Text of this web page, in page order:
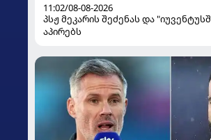
11:02/08-08-2026
პსჟ მეკარის შეძენას და
აპირებს